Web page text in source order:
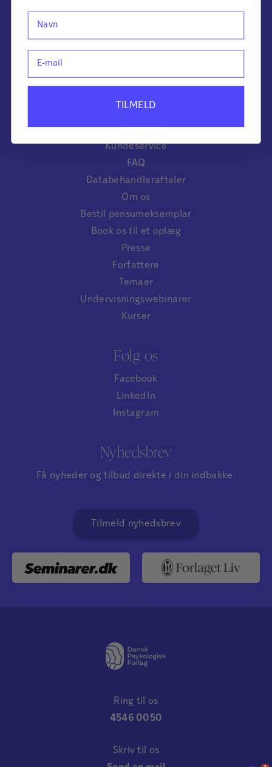
Tlf. 4546 0050
CVR-nr.: 33255705
Quick links
Kundeservice
FAQ
Databehandleraftaler
Om os
Bestil pensumeksemplar
Book os til et oplæg
Presse
Forfattere
Temaer
Undervisningswebinarer
Kurser
Følg os
Facebook
LinkedIn
Instagram
Nyhedsbrev
Få nyheder og tilbud direkte i din indbakke.
Tilmeld nyhedsbrev
Ring til os
4546 0050
Skriv til os
TILMELD